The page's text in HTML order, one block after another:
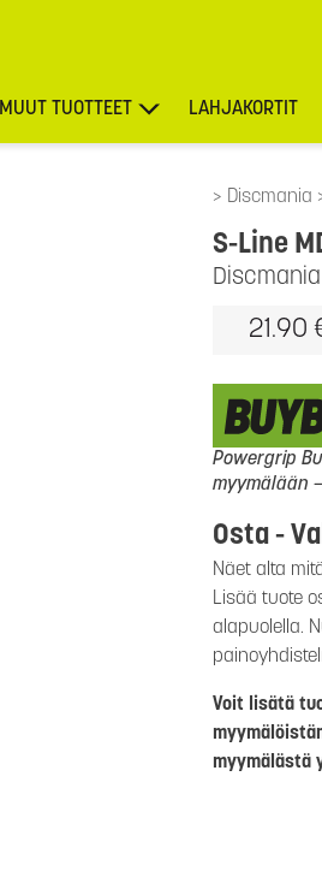
MUUT TUOTTEET LAHJAKORTIT
Discmania
Discmania
S-Line
21.90
Powergrip
myymälään
Osta -
Näet alta
Lisää tuote
alapuolella.
Voit lisätä
myymälästä